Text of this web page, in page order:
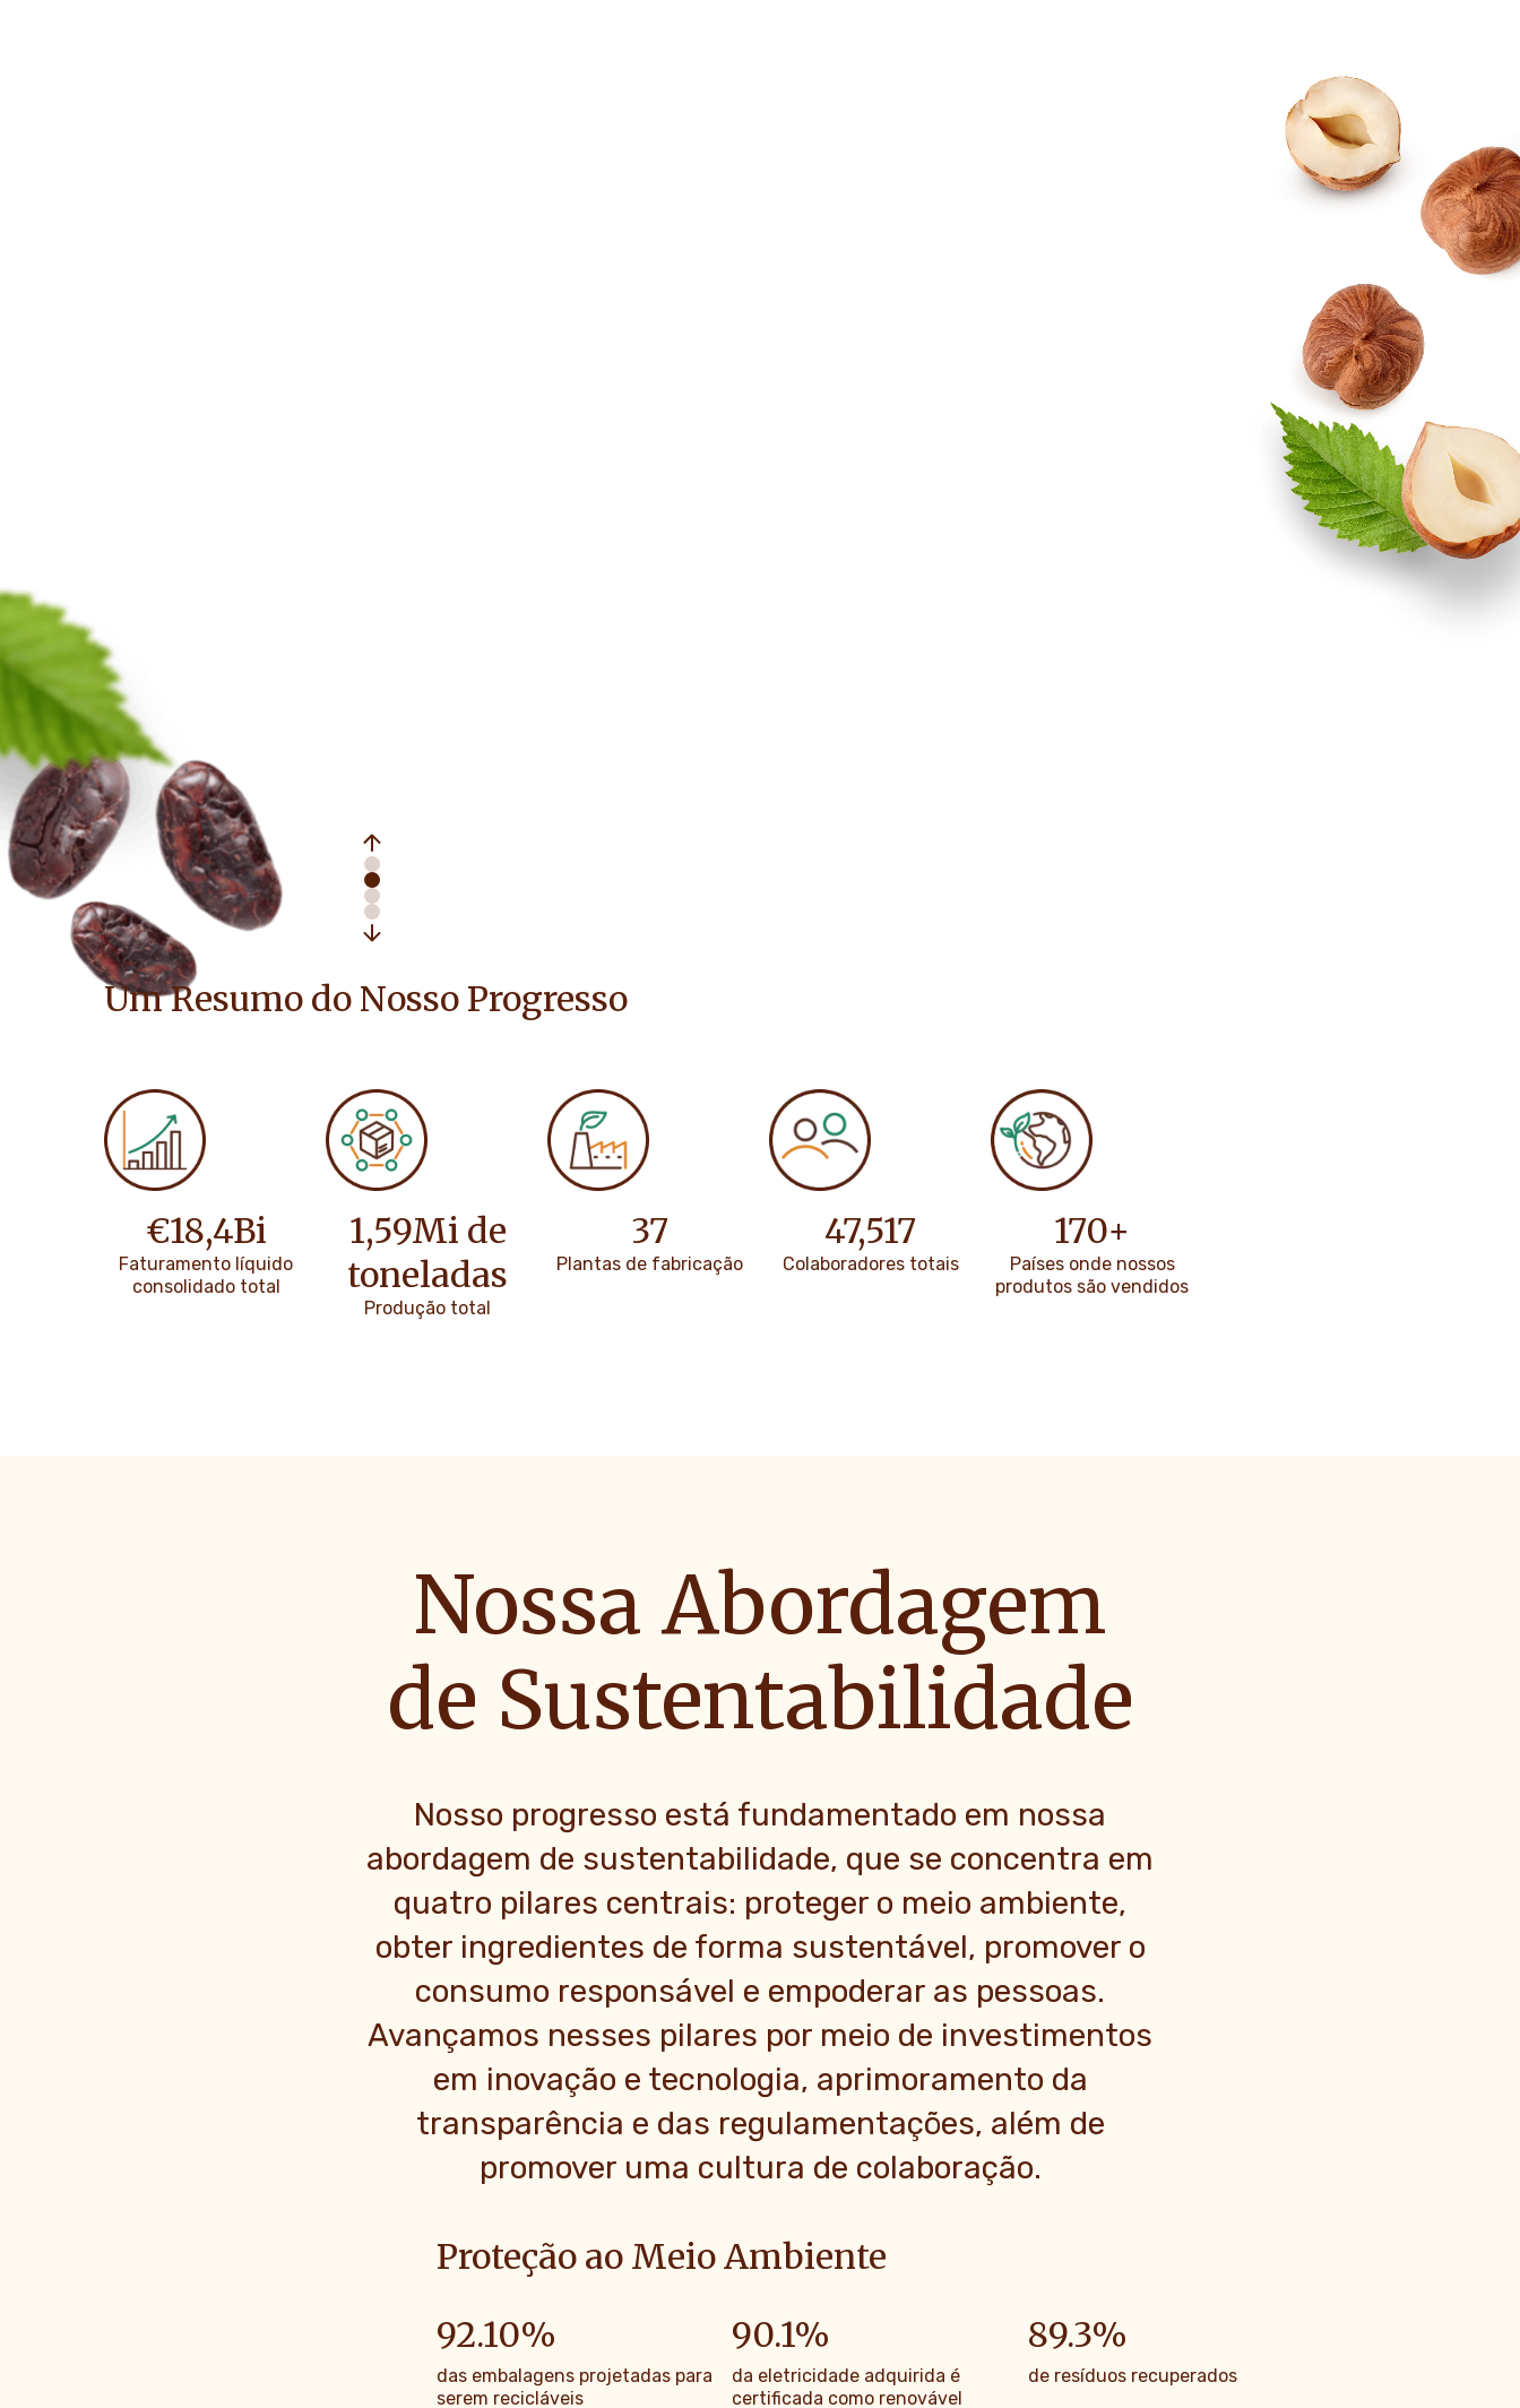
Um Resumo do Nosso Progresso
€18,4Bi
Faturamento líquido
consolidado total
1,59Mi de
toneladas
Produção total
37
Plantas de fabricação
47,517
Colaboradores totais
170+
Países onde nossos
produtos são vendidos
Nossa Abordagem
de Sustentabilidade
Nosso progresso está fundamentado em nossa
abordagem de sustentabilidade, que se concentra em
quatro pilares centrais: proteger o meio ambiente,
obter ingredientes de forma sustentável, promover o
consumo responsável e empoderar as pessoas.
Avançamos nesses pilares por meio de investimentos
em inovação e tecnologia, aprimoramento da
transparência e das regulamentações, além de
promover uma cultura de colaboração.
Proteção ao Meio Ambiente
92.10%
das embalagens projetadas para
serem recicláveis
90.1%
da eletricidade adquirida é
certificada como renovável
89.3%
de resíduos recuperados